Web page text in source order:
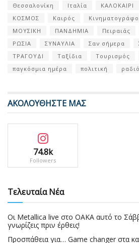
Θεσσαλονίκη
Ιταλία ΚΑΛΟΚΑΙΡΙ
ΚΟΣΜΟΣ
Καιρός
ΜΟΥΣΙΚΗ
ΠΑΝΔΗΜΙΑ Πειραιάς
ΡΩΣΙΑ
ΣΥΝΑΥΛΙΑ Σαν σήμερα
ΤΡΑΓΟΥΔΙ
Ταξίδια Τουρισμός
παγκόσμια ημέρα
πολιτική
ΑΚΟΛΟΥΘΗΣΤΕ ΜΑΣ
74.8k
Followers
Τελευταία Νέα
Οι Metallica live στο ΟΑΚΑ αυτό το
γνωρίζεις πριν έρθεις!
Προσπάθεια για… Game changer στα